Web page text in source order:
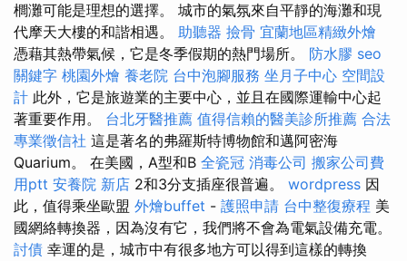
櫚灘可能是理想的選擇。 城市的氣氛來自平靜的海灘和現
代摩天大樓的和諧相遇。 助聽器 撿骨 宜蘭地區精緻外燴
憑藉其熱帶氣候，它是冬季假期的熱門場所。 防水膠 seo
關鍵字 桃園外燴 養老院 台中泡腳服務 坐月子中心 空間設
計 此外，它是旅遊業的主要中心，並且在國際運輸中心起
著重要作用。 台北牙醫推薦 值得信賴的醫美診所推薦 合法
專業徵信社 這是著名的弗羅斯特博物館和邁阿密海
Quarium。 在美國，A型和B 全瓷冠 消毒公司 搬家公司費
用ptt 安養院 新店 2和3分支插座很普遍。 wordpress 因
此，值得乘坐歐盟 外燴buffet - 護照申請 台中整復療程 美
國網絡轉換器，因為沒有它，我們將不會為電氣設備充電。
討債 幸運的是，城市中有很多地方可以得到這樣的轉換